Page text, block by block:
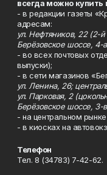
всегда можно купить
- в редакции газеты
адресам:
ул. Нефтяников, 22 (2-й
Берёзовское шоссе, 4-
- во всех почтовых
выпуски);
- в сети магазинов
ул. Ленина, 26;
ул. Парковая, 2
Берёзовское шоссе, 3-
- на центральном
- в киосках на
Телефон
Тел. 8 (34783) 7-42-62.